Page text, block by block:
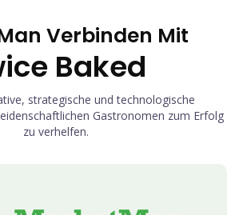
Verbinden Mit
Baked
strategische und technologische
Gastronomen zum Erfolg
zu verhelfen.